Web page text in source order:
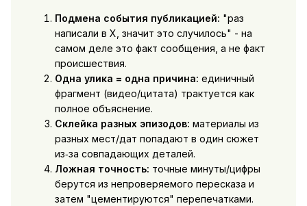
Подмена события публикацией: "раз
написали в X, значит это случилось" - на
самом деле это факт сообщения, а не факт
происшествия.
Одна улика = одна причина: единичный
фрагмент (видео/цитата) трактуется как
полное объяснение.
Склейка разных эпизодов: материалы из
разных мест/дат попадают в один сюжет
из‑за совпадающих деталей.
Ложная точность: точные минуты/цифры
берутся из непроверяемого пересказа и
затем "цементируются" перепечатками.